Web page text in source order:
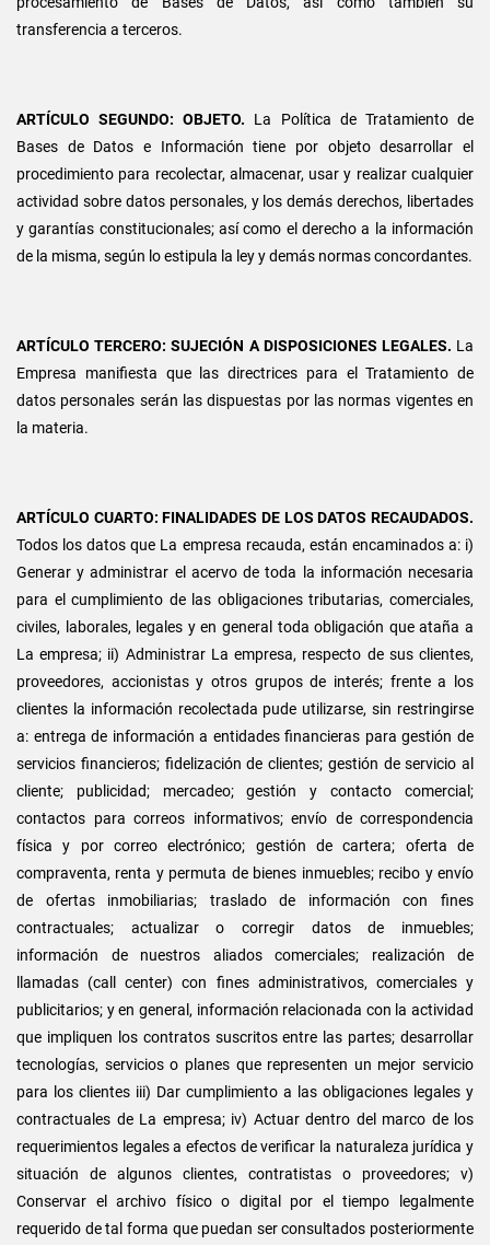
transferencia a terceros.
ARTÍCULO SEGUNDO: OBJETO. La Política de Tratamiento de
Bases de Datos e Información tiene por objeto desarrollar el
procedimiento para recolectar, almacenar, usar y realizar cualquier
actividad sobre datos personales, y los demás derechos, libertades
y garantías constitucionales; así como el derecho a la información
de la misma, según lo estipula la ley y demás normas concordantes.
ARTÍCULO TERCERO: SUJECIÓN A DISPOSICIONES LEGALES. La
Empresa manifiesta que las directrices para el Tratamiento de
datos personales serán las dispuestas por las normas vigentes en
la materia.
ARTÍCULO CUARTO: FINALIDADES DE LOS DATOS RECAUDADOS.
Todos los datos que La empresa recauda, están encaminados a: i)
Generar y administrar el acervo de toda la información necesaria
para el cumplimiento de las obligaciones tributarias, comerciales,
civiles, laborales, legales y en general toda obligación que ataña a
La empresa; ii) Administrar La empresa, respecto de sus clientes,
proveedores, accionistas y otros grupos de interés; frente a los
clientes la información recolectada pude utilizarse, sin restringirse
a: entrega de información a entidades financieras para gestión de
servicios financieros; fidelización de clientes; gestión de servicio al
cliente; publicidad; mercadeo; gestión y contacto comercial;
contactos para correos informativos; envío de correspondencia
física y por correo electrónico; gestión de cartera; oferta de
compraventa, renta y permuta de bienes inmuebles; recibo y envío
de ofertas inmobiliarias; traslado de información con fines
contractuales; actualizar o corregir datos de inmuebles;
información de nuestros aliados comerciales; realización de
llamadas (call center) con fines administrativos, comerciales y
publicitarios; y en general, información relacionada con la actividad
que impliquen los contratos suscritos entre las partes; desarrollar
tecnologías, servicios o planes que representen un mejor servicio
para los clientes iii) Dar cumplimiento a las obligaciones legales y
contractuales de La empresa; iv) Actuar dentro del marco de los
requerimientos legales a efectos de verificar la naturaleza jurídica y
situación de algunos clientes, contratistas o proveedores; v)
Conservar el archivo físico o digital por el tiempo legalmente
requerido de tal forma que puedan ser consultados posteriormente